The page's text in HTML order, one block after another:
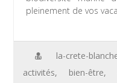
pleinement de vos
la-crete-
activités, bien-être,